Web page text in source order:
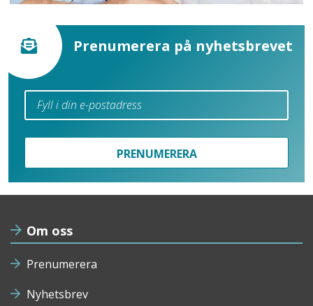
Prenumerera på nyhetsbrevet
PRENUMERERA
Om oss
Prenumerera
Nyhetsbrev